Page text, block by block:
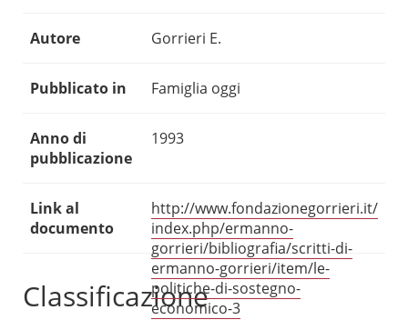
Autore Gorrieri E.
Pubblicato in Famiglia oggi
Anno di
pubblicazione
1993
Link al
documento
http://www.fondazionegorrieri.it/
index.php/ermanno-
gorrieri/bibliografia/scritti-di-
ermanno-gorrieri/item/le-
politiche-di-sostegno-
economico-3
Classificazione